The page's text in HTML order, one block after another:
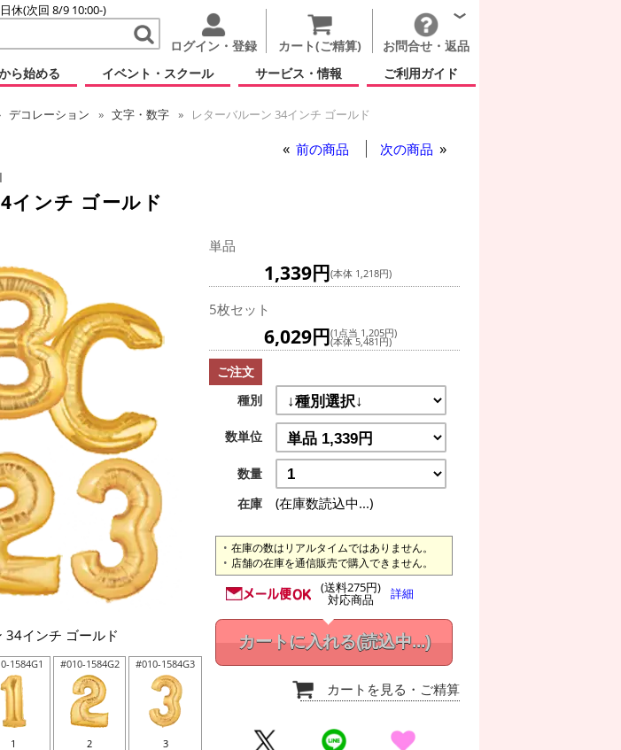
休(次回 8/9 10:00-)
ログイン・登録 カート(ご精算)
お問合せ・返品
ら始める イベント・スクール サービス・情報 ご利用ガイド
デコレーション 文字・数字 レターバルーン 34インチ ゴールド
前の商品 次の商品
インチ ゴールド
34インチ ゴールド
1584G1
1
#010-1584G2
2
#010-1584G3
3
単品
1,339円(本体 1,218円)
5枚セット
6,029円(1点当 1,205円)
(本体 5,481円)
ご注文
種別
数単位
数量
在庫
(在庫数読込中...)
在庫の数はリアルタイムではありません。
店舗の在庫を通信販売で購入できません。
(送料275円)
対応商品 詳細
カートに入れる(読込中...)
カートを見る ・ご精算